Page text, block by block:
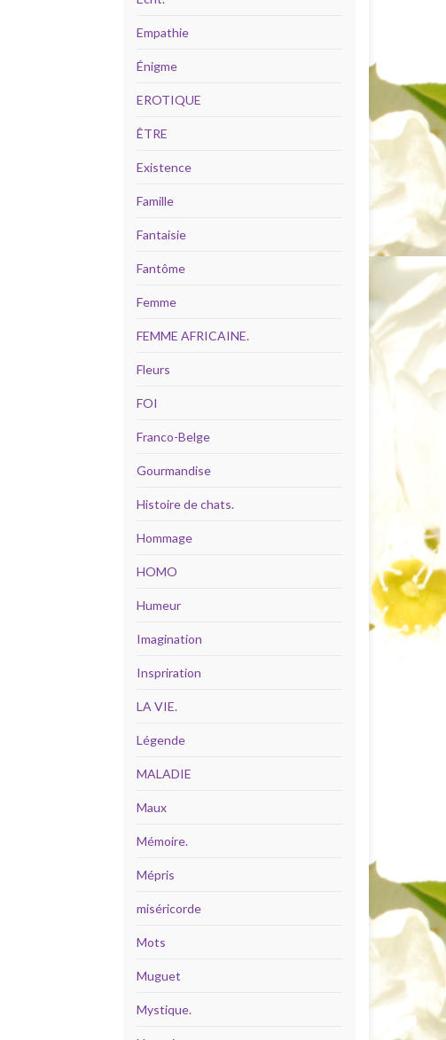
Empathie
Énigme
EROTIQUE
ÊTRE
Existence
Famille
Fantaisie
Fantôme
Femme
FEMME AFRICAINE.
Fleurs
FOI
Franco-Belge
Gourmandise
Histoire de chats.
Hommage
HOMO
Humeur
Imagination
Inspriration
LA VIE.
Légende
MALADIE
Maux
Mémoire.
Mépris
miséricorde
Mots
Muguet
Mystique.